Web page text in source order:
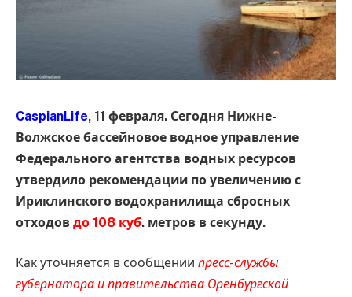
CaspianLife, 11 февраля. Сегодня Нижне-
Волжское бассейновое водное управление
Федерального агентства водных ресурсов
утвердило рекомендации по увеличению с
Ириклинского водохранилища сбросных
отходов до 108 куб. метров в секунду.
Как уточняется в сообщении пресс-службы
губернатора и правительства Оренбургской